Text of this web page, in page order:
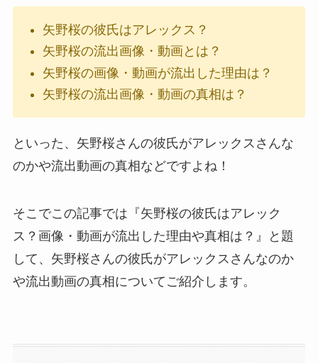
矢野桜の彼氏はアレックス？
矢野桜の流出画像・動画とは？
矢野桜の画像・動画が流出した理由は？
矢野桜の流出画像・動画の真相は？
といった、矢野桜さんの彼氏がアレックスさんな
のかや流出動画の真相などですよね！
そこでこの記事では『矢野桜の彼氏はアレック
ス？画像・動画が流出した理由や真相は？ 』と題
して、矢野桜さんの彼氏がアレックスさんなのか
や流出動画の真相についてご紹介します。